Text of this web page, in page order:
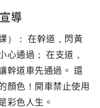
導
）： 在幹道，閃黃
心通過； 在支道，
幹道車先通過。 還
顏色！開車禁止使用
彩色人生。